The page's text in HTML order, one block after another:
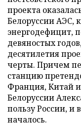
проекта
Белоруссии АЭС,
энергодефицит,
девяностых
десятилетия
черты. Причем
станцию
Франция, Китай
Белоруссии
пользу России, и
началось.